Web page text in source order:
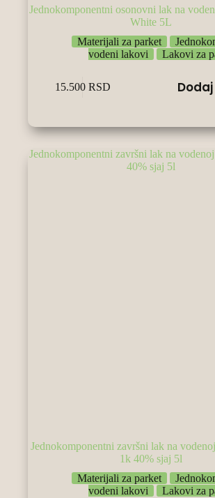
Jednokomponentni osonovni lak na
White 5L
Materijali za parket
vodeni lakovi
Lakovi za
15.500 RSD
Jednokomponentni završni lak na
1k 40% sjaj 5l
Materijali za parket
vodeni lakovi
Lakovi za